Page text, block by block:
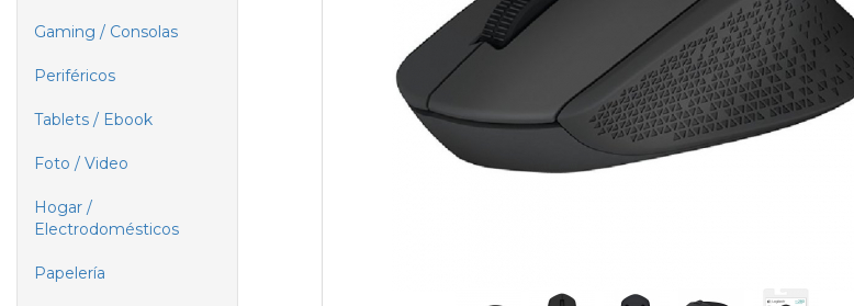
Gaming / Consolas
Periféricos
Tablets / Ebook
Foto / Video
Hogar /
Electrodomésticos
Papelería